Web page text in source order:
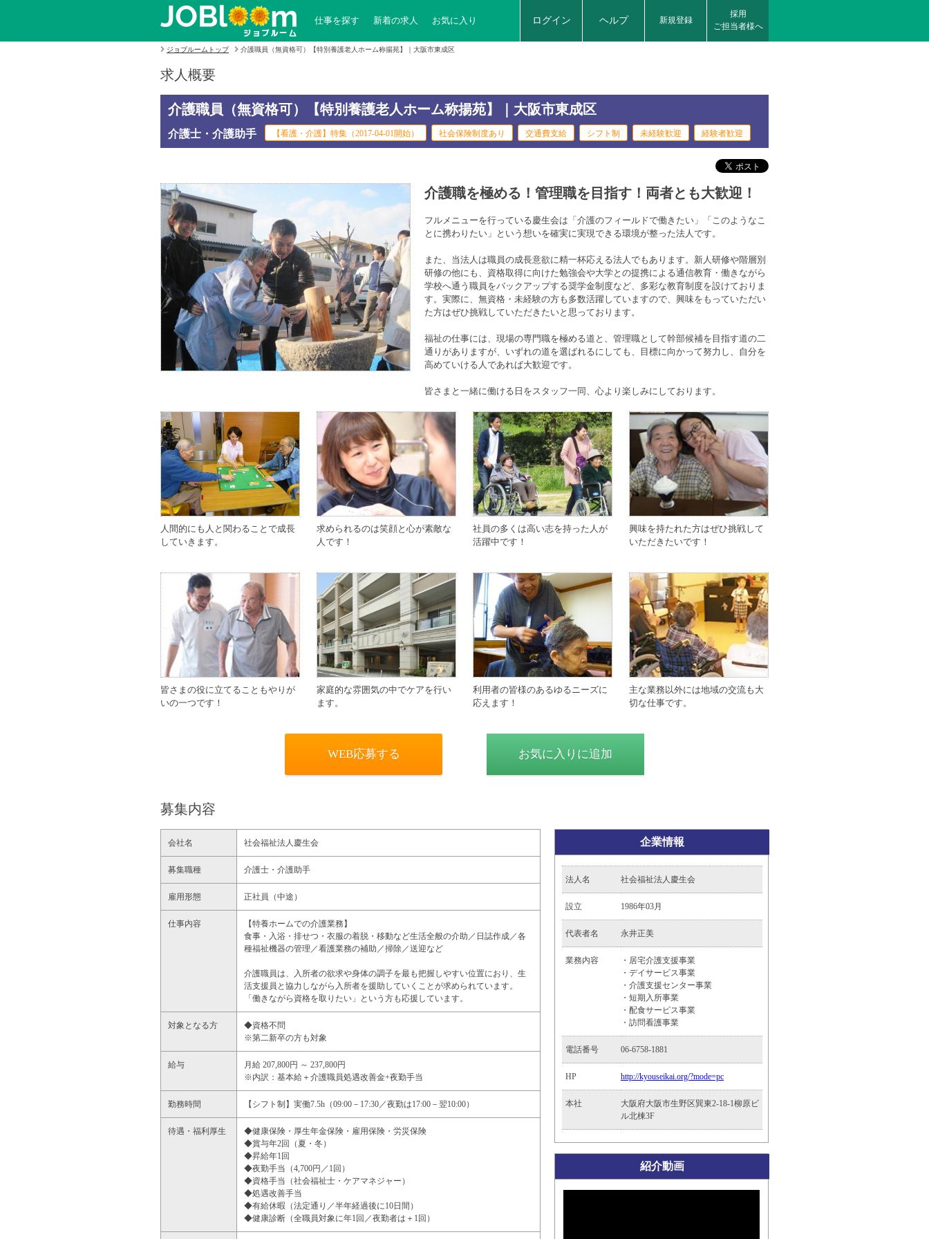
仕事を探す 新着の求人 お気に入り ログイン ヘルプ 新規登録
採用
ご担当者様へ
ジョブルームトップ 介護職員（無資格可）【特別養護老人ホーム称揚苑】｜大阪市東成区
求人概要
介護職員（無資格可）【特別養護老人ホーム称揚苑】｜大阪市東成区
介護士・介護助手 【看護・介護】特集（2017-04-01開始） 社会保険制度あり 交通費支給 シフト制 未経験歓迎 経験者歓迎
介護職を極める！管理職を目指す！両者とも大歓迎！
フルメニューを行っている慶生会は「介護のフィールドで働きたい」「このようなこ
とに携わりたい」という想いを確実に実現できる環境が整った法人です。
また、当法人は職員の成長意欲に精一杯応える法人でもあります。新人研修や階層別
研修の他にも、資格取得に向けた勉強会や大学との提携による通信教育・働きながら
学校へ通う職員をバックアップする奨学金制度など、多彩な教育制度を設けておりま
す。実際に、無資格・未経験の方も多数活躍していますので、興味をもっていただい
た方はぜひ挑戦していただきたいと思っております。
福祉の仕事には、現場の専門職を極める道と、管理職として幹部候補を目指す道の二
通りがありますが、いずれの道を選ばれるにしても、目標に向かって努力し、自分を
高めていける人であれば大歓迎です。
皆さまと一緒に働ける日をスタッフ一同、心より楽しみにしております。
人間的にも人と関わることで成長
していきます。
求められるのは笑顔と心が素敵な
人です！
社員の多くは高い志を持った人が
活躍中です！
興味を持たれた方はぜひ挑戦して
いただきたいです！
皆さまの役に立てることもやりが
いの一つです！
家庭的な雰囲気の中でケアを行い
ます。
利用者の皆様のあるゆるニーズに
応えます！
主な業務以外には地域の交流も大
切な仕事です。
WEB応募する お気に入りに追加
募集内容
会社名 社会福祉法人慶生会
募集職種 介護士・介護助手
雇用形態 正社員（中途）
仕事内容
【特養ホームでの介護業務】
食事・入浴・排せつ・衣服の着脱・移動など生活全般の介助／日誌作成／各
種福祉機器の管理／看護業務の補助／掃除／送迎など
介護職員は、入所者の欲求や身体の調子を最も把握しやすい位置におり、生
活支援員と協力しながら入所者を援助していくことが求められています。
「働きながら資格を取りたい」という方も応援しています。
対象となる方
◆資格不問
※第二新卒の方も対象
給与
月給 207,800円 ～ 237,800円
※内訳：基本給＋介護職員処遇改善金+夜勤手当
勤務時間 【シフト制】実働7.5h（09:00－17:30／夜勤は17:00－翌10:00）
待遇・福利厚生
◆健康保険・厚生年金保険・雇用保険・労災保険
◆賞与年2回（夏・冬）
◆昇給年1回
◆夜勤手当（4,700円／1回）
◆資格手当（社会福祉士・ケアマネジャー）
◆処遇改善手当
◆有給休暇（法定通り／半年経過後に10日間）
◆健康診断（全職員対象に年1回／夜勤者は＋1回）
企業情報
法人名 社会福祉法人慶生会
設立 1986年03月
代表者名 永井正美
業務内容
・居宅介護支援事業
・デイサービス事業
・介護支援センター事業
・短期入所事業
・配食サービス事業
・訪問看護事業
電話番号 06-6758-1881
HP http://kyouseikai.org/?mode=pc
本社
大阪府大阪市生野区巽東2-18-1柳原ビ
ル北棟3F
紹介動画